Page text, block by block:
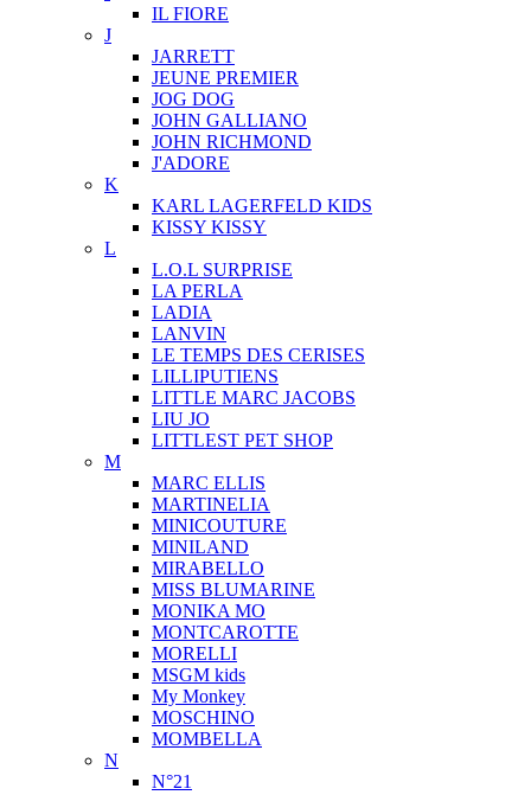
IL FIORE
J
JARRETT
JEUNE PREMIER
JOG DOG
JOHN GALLIANO
JOHN RICHMOND
J'ADORE
K
KARL LAGERFELD KIDS
KISSY KISSY
L
L.O.L SURPRISE
LA PERLA
LADIA
LANVIN
LE TEMPS DES CERISES
LILLIPUTIENS
LITTLE MARC JACOBS
LIU JO
LITTLEST PET SHOP
M
MARC ELLIS
MARTINELIA
MINICOUTURE
MINILAND
MIRABELLO
MISS BLUMARINE
MONIKA MO
MONTCAROTTE
MORELLI
MSGM kids
My Monkey
MOSCHINO
MOMBELLA
N
N°21